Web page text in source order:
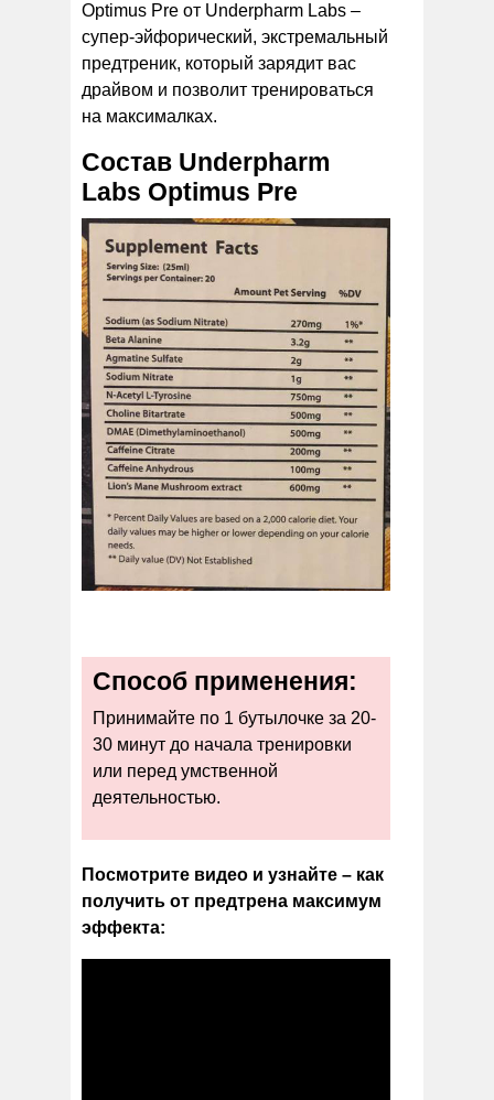
Optimus Pre от Underpharm Labs –
супер-эйфорический, экстремальный
предтреник, который зарядит вас
драйвом и позволит тренироваться
на максималках.
Состав Underpharm
Labs Optimus Pre
Способ применения:
Принимайте по 1 бутылочке за 20-
30 минут до начала тренировки
или перед умственной
деятельностью.
Посмотрите видео и узнайте – как
получить от предтрена максимум
эффекта: